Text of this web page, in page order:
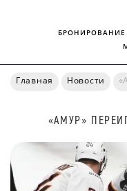
Главная Новости
«АМУР»